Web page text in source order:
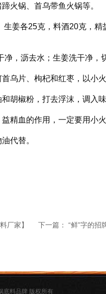
火锅、首乌带鱼火锅等。
姜各25克，料酒20克，
，沥去水；生姜洗干净，
乌片、枸杞和红枣，以小火
粉，打去浮沫，调入味
精血的作用，一定要用小火
替。
厂家】 下一篇： “鲜”字的招
底料品牌 版权所有